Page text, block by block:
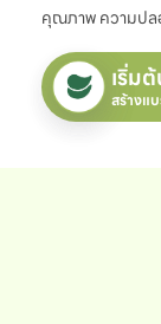
คุณภาพ ความป
เริ่ม
สร้างแ